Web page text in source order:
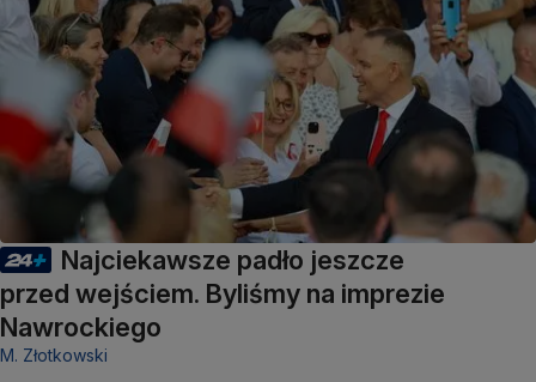
Najciekawsze padło jeszcze
przed wejściem. Byliśmy na imprezie
Nawrockiego
M. Złotkowski